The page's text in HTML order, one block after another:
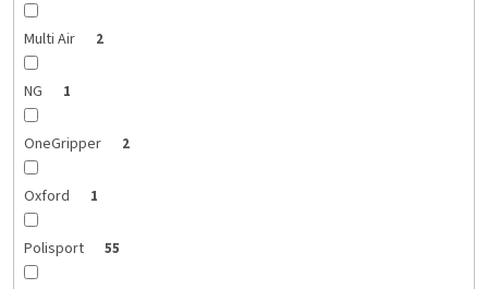
Multi Air 2
NG 1
OneGripper 2
Oxford 1
Polisport 55